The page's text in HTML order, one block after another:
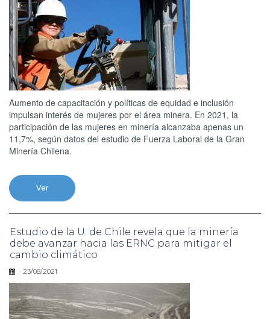
Aumento de capacitación y políticas de equidad e inclusión
impulsan interés de mujeres por el área minera. En 2021, la
participación de las mujeres en minería alcanzaba apenas un
11,7%, según datos del estudio de Fuerza Laboral de la Gran
Minería Chilena.
Ver
Estudio de la U. de Chile revela que la minería
debe avanzar hacia las ERNC para mitigar el
cambio climático
23/08/2021